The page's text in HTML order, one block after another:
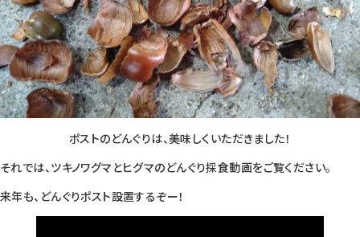
ポストのどんぐりは、美味しくいただきました！
それでは、ツキノワグマとヒグマのどんぐり採食動画をご覧ください。
来年も、どんぐりポスト設置するぞー！